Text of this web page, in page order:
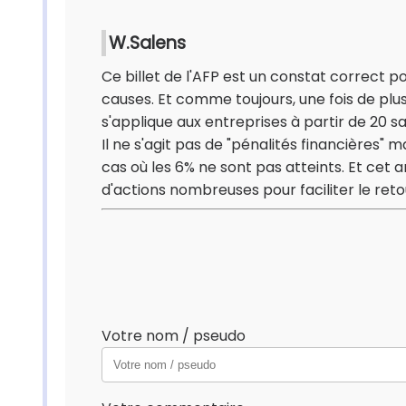
W.Salens
Ce billet de l'AFP est un constat correct
causes. Et comme toujours, une fois de
s'applique aux entreprises à partir de 20
Il ne s'agit pas de "pénalités financières"
cas où les 6% ne sont pas atteints. Et
d'actions nombreuses pour faciliter le
Votre nom / pseudo